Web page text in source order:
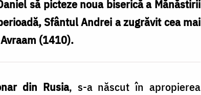
să picteze noua biserică a Mănăstirii
Sfântul Andrei a zugrăvit cea mai
(1410).
din Rusia, s-a născut în apropierea